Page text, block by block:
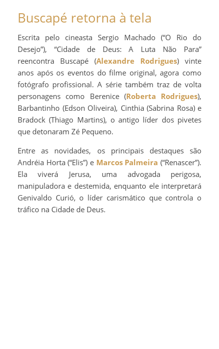
Buscapé retorna à tela
Escrita pelo cineasta Sergio Machado (“O Rio do
Desejo”), “Cidade de Deus: A Luta Não Para”
reencontra Buscapé (Alexandre Rodrigues) vinte
anos após os eventos do filme original, agora como
fotógrafo profissional. A série também traz de volta
personagens como Berenice (Roberta Rodrigues),
Barbantinho (Edson Oliveira), Cinthia (Sabrina Rosa) e
Bradock (Thiago Martins), o antigo líder dos pivetes
que detonaram Zé Pequeno.
Entre as novidades, os principais destaques são
Andréia Horta (“Elis”) e Marcos Palmeira (“Renascer”).
Ela viverá Jerusa, uma advogada perigosa,
manipuladora e destemida, enquanto ele interpretará
Genivaldo Curió, o líder carismático que controla o
tráfico na Cidade de Deus.